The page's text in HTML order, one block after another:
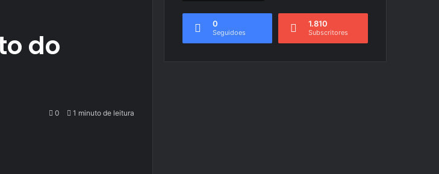
do
0 1 minuto de leitura
0
Seguidoes
1.810
Subscritores